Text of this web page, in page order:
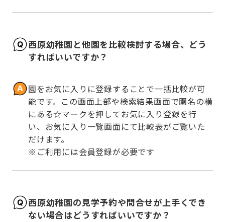
西原幼稚園と他園を比較検討する場合、どう
すればいいですか？
園をお気に入りに登録することで一括比較が可
能です。この画面上部や検索結果画面で園名の横
にある☆マークを押してお気に入り登録を行
い、お気に入り一覧画面にて比較表がご覧いた
だけます。
※ご利用には会員登録が必要です
西原幼稚園の見学予約や問合せが上手くでき
ない場合はどうすればいいですか？